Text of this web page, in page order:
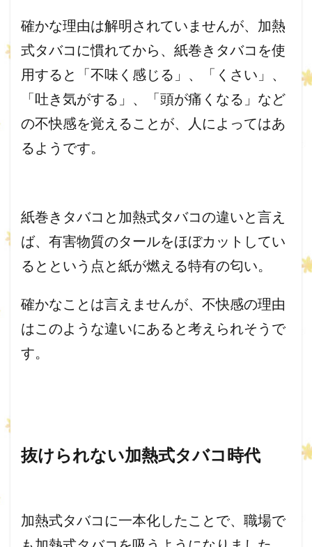
確かな理由は解明されていませんが、加熱
式タバコに慣れてから、 紙巻きタバコを使
用すると「不味く感じる」、「くさい」、
「吐き気がする」、「頭が痛くなる」など
の不快感を覚えることが、
人によってはあ
るようです。
紙巻きタバコと加熱式タバコの違いと言え
ば、 有害物質のタールをほぼカットしてい
るとという点と紙が燃える特有の匂い。
確かなことは言えませんが、 不快感の理由
はこのような違いにあると考えられそうで
す。
抜けられない加熱式タバコ時代
加熱式タバコに一本化したことで、 職場で